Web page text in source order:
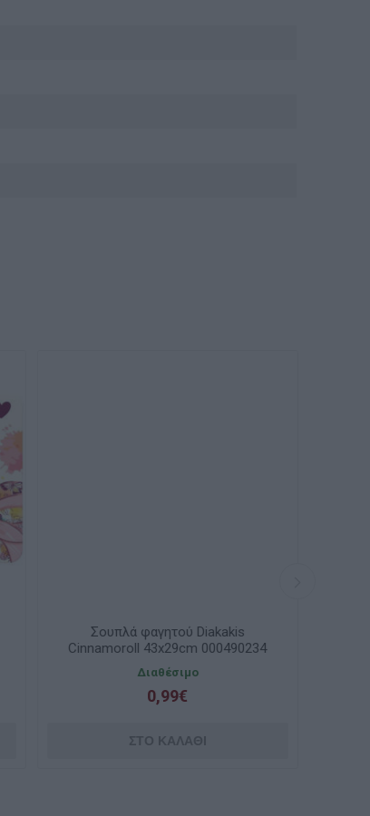
Σουπλά φαγητού Diakakis
Cinnamoroll 43x29cm 000490234
Διαθέσιμο
0,99€